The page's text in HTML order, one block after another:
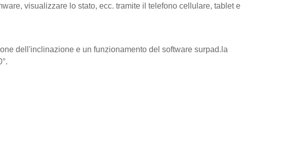
, visualizzare lo stato, ecc. tramite il telefono cellulare, tablet e
dell'inclinazione e un funzionamento del software surpad.la